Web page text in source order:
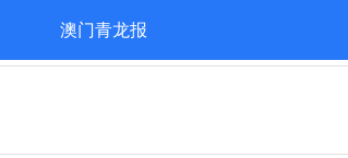
澳门青龙报